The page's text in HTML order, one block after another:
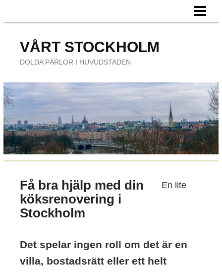
ÄTA UTE
VÅRT STOCKHOLM
DOLDA PÄRLOR I HUVUDSTADEN
Få bra hjälp med din
köksrenovering i
Stockholm
Det spelar ingen roll om det är en
villa, bostadsrätt eller ett helt
En lite